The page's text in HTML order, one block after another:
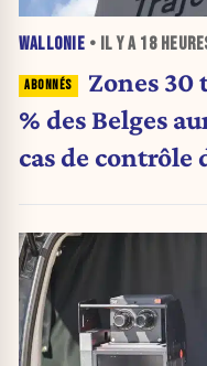
WALLONIE • IL Y A 18
Zones 30
% des Belges
cas de contrôle